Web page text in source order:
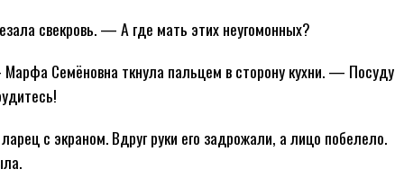
свекровь. — А где мать этих неугомонных?
Семёновна ткнула пальцем в сторону кухни. — Посуду
с экраном. Вдруг руки его задрожали, а лицо побелело.